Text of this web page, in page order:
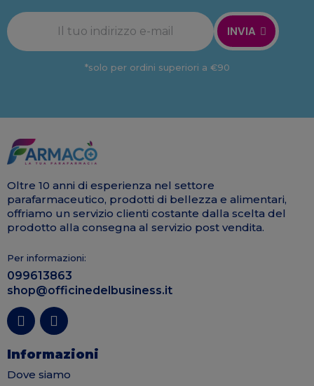
INVIA
*solo per ordini superiori a €90
Oltre 10 anni di esperienza nel settore
parafarmaceutico, prodotti di bellezza e alimentari,
offriamo un servizio clienti costante dalla scelta del
prodotto alla consegna al servizio post vendita.
Per informazioni:
099613863
shop@officinedelbusiness.it
Informazioni
Dove siamo